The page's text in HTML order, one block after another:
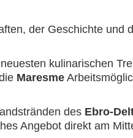
der Geschichte und
kulinarischen
Maresme
des Ebro-
Angebot direkt am